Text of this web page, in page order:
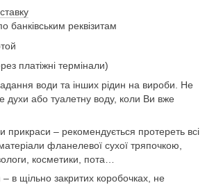
банківським реквізитам
платіжні термінали)
води та інших рідин на вироби. Не
духи або туалетну воду, коли Ви вже
прикраси – рекомендується протереть всі
фланелевої сухої тряпочкою,
косметики, пота…
в щільно закритих коробочках, не